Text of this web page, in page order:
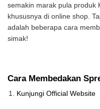
semakin marak pula produk
khususnya di online shop.
adalah beberapa cara
simak!
Cara Membedakan
Kunjungi Official Website